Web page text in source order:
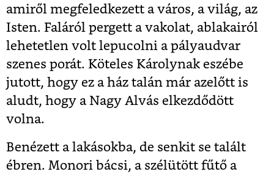
amiről megfeledkezett a város, a világ, az
Isten. Faláról pergett a vakolat, ablakairól
lehetetlen volt lepucolni a pályaudvar
szenes porát. Köteles Károlynak eszébe
jutott, hogy ez a ház talán már azelőtt is
aludt, hogy a Nagy Alvás elkezdődött
volna.
Benézett a lakásokba, de senkit se talált
ébren. Monori bácsi, a szélütött fűtő a